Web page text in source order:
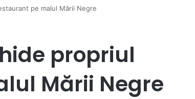
pe malul Mării Negre
propriul
Mării Negre